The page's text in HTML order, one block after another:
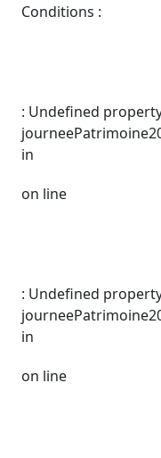
Conditions :
: Undefined
in
on line
: Undefined
in
on line